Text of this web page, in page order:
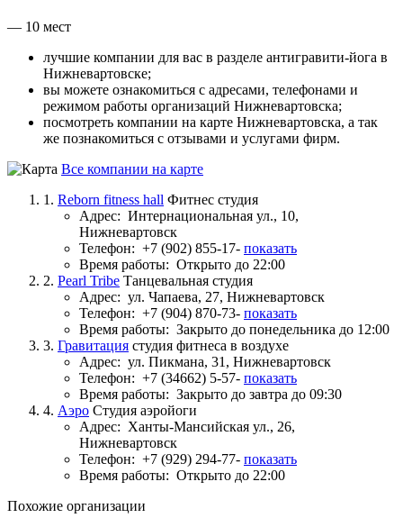
— 10 мест
лучшие компании для вас в разделе антигравити-йога в
Нижневартовске;
вы можете ознакомиться с адресами, телефонами и
режимом работы организаций Нижневартовска;
посмотреть компании на карте Нижневартовска, а так
же познакомиться с отзывами и услугами фирм.
Все компании на карте
1. Reborn fitness hall Фитнес студия
Адрес: Интернациональная ул., 10,
Нижневартовск
Телефон: +7 (902) 855-17- показать
Время работы: Открыто до 22:00
2. Pearl Tribe Танцевальная студия
Адрес: ул. Чапаева, 27, Нижневартовск
Телефон: +7 (904) 870-73- показать
Время работы: Закрыто до понедельника до 12:00
3. Гравитация студия фитнеса в воздухе
Адрес: ул. Пикмана, 31, Нижневартовск
Телефон: +7 (34662) 5-57- показать
Время работы: Закрыто до завтра до 09:30
4. Аэро Студия аэройоги
Адрес: Ханты-Мансийская ул., 26,
Нижневартовск
Телефон: +7 (929) 294-77- показать
Время работы: Открыто до 22:00
Похожие организации